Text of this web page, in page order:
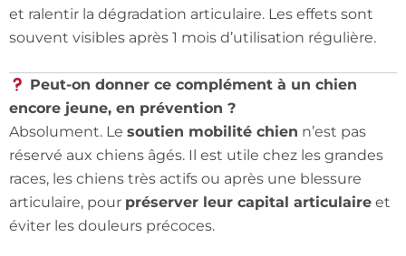
et ralentir la dégradation articulaire. Les effets sont
souvent visibles après 1 mois d’utilisation régulière.
Peut-on donner ce complément à un chien
encore jeune, en prévention ?
Absolument. Le soutien mobilité chien n’est pas
réservé aux chiens âgés. Il est utile chez les grandes
races, les chiens très actifs ou après une blessure
articulaire, pour préserver leur capital articulaire et
éviter les douleurs précoces.